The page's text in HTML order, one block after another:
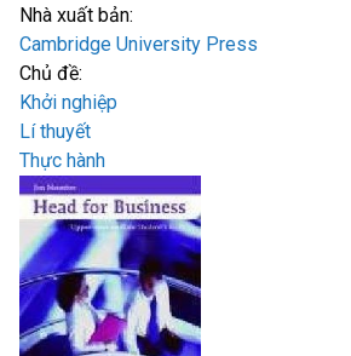
Nhà xuất bản:
Cambridge University Press
Chủ đề:
Khởi nghiệp
Lí thuyết
Thực hành